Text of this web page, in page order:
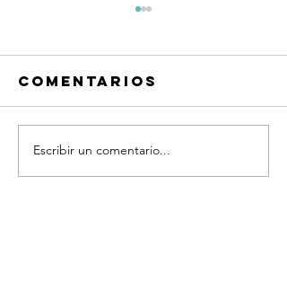
Frases
Quiero
Comentarios
Escribir un comentario...